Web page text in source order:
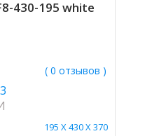
430-195 white
( 0 отзывов )
195 X 430 X 370